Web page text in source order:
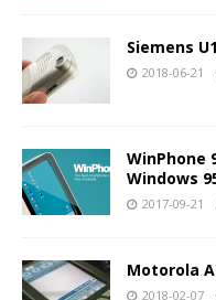
Siemens
2018-06-21
WinPhone
Windows
2017-09-21
Motorola
2018-02-07